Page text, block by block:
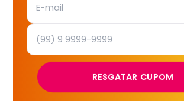
RESGATAR CUPOM